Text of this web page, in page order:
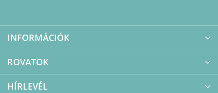
INFORMÁCIÓK
ROVATOK
HÍRLEVÉL